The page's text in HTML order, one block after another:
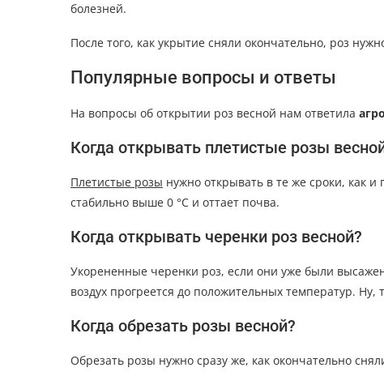
болезней.
После того, как укрытие сняли окончательно, роз
Популярные вопросы и ответы
На вопросы об открытии роз весной нам ответила
Когда открывать плетистые розы
Плетистые розы нужно открывать в те же сроки, как и
стабильно выше 0 °С и оттает почва.
Когда открывать черенки роз весной?
Укорененные черенки роз, если они уже были
воздух прогреется до положительных температур. Ну,
Когда обрезать розы весной?
Обрезать розы нужно сразу же, как окончательно